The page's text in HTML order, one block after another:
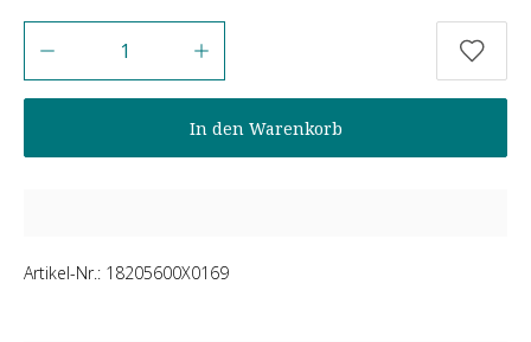
In den Warenkorb
Artikel-Nr.: 18205600X0169